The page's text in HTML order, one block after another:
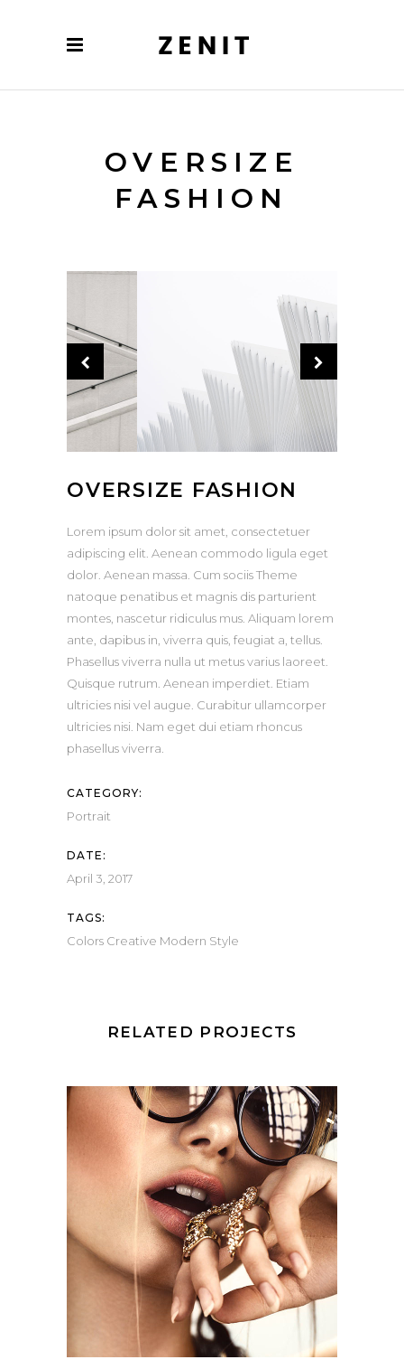
OVERSIZE
FASHION
OVERSIZE FASHION
Lorem ipsum dolor sit amet, consectetuer
adipiscing elit. Aenean commodo ligula eget
dolor. Aenean massa. Cum sociis Theme
natoque penatibus et magnis dis parturient
montes, nascetur ridiculus mus. Aliquam lorem
ante, dapibus in, viverra quis, feugiat a, tellus.
Phasellus viverra nulla ut metus varius laoreet.
Quisque rutrum. Aenean imperdiet. Etiam
ultricies nisi vel augue. Curabitur ullamcorper
ultricies nisi. Nam eget dui etiam rhoncus
phasellus viverra.
CATEGORY:
Portrait
DATE:
April 3, 2017
TAGS:
Colors Creative Modern Style
RELATED PROJECTS